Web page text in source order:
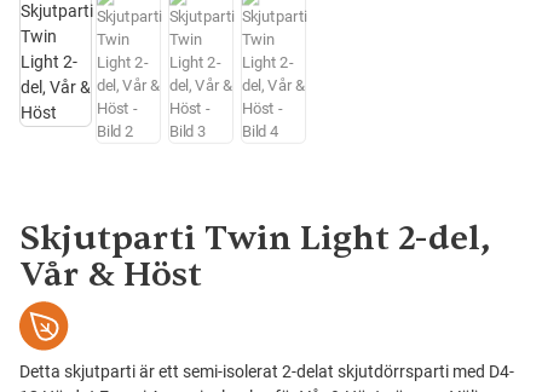
Skjutparti Twin Light 2-del,
Vår & Höst
Detta skjutparti är ett semi-isolerat 2-delat skjutdörrsparti med D4-